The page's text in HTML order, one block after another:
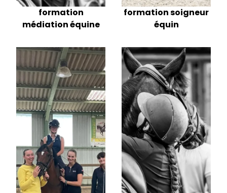
formation
médiation équine
formation soigneur
équin